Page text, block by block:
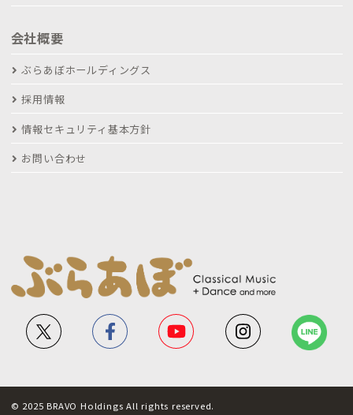
会社概要
ぶらあぼホールディングス
採用情報
情報セキュリティ基本方針
お問い合わせ
© 2025 BRAVO Holdings All rights reserved.